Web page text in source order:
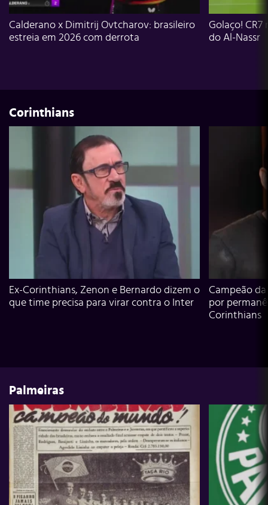
Calderano x Dimitrij Ovtcharov: brasileiro
estreia em 2026 com derrota
Golaço!
do Al-Nassr
Corinthians
Ex-Corinthians, Zenon e Bernardo dizem o
que time precisa para virar contra o Inter
Campeão
por
Corinthians
Palmeiras